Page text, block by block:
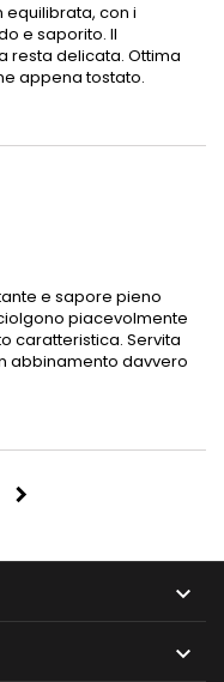
equilibrata, con i
e saporito. Il
resta delicata. Ottima
appena tostato.
e sapore pieno
piacevolmente
caratteristica. Servita
abbinamento davvero
chevron_right

